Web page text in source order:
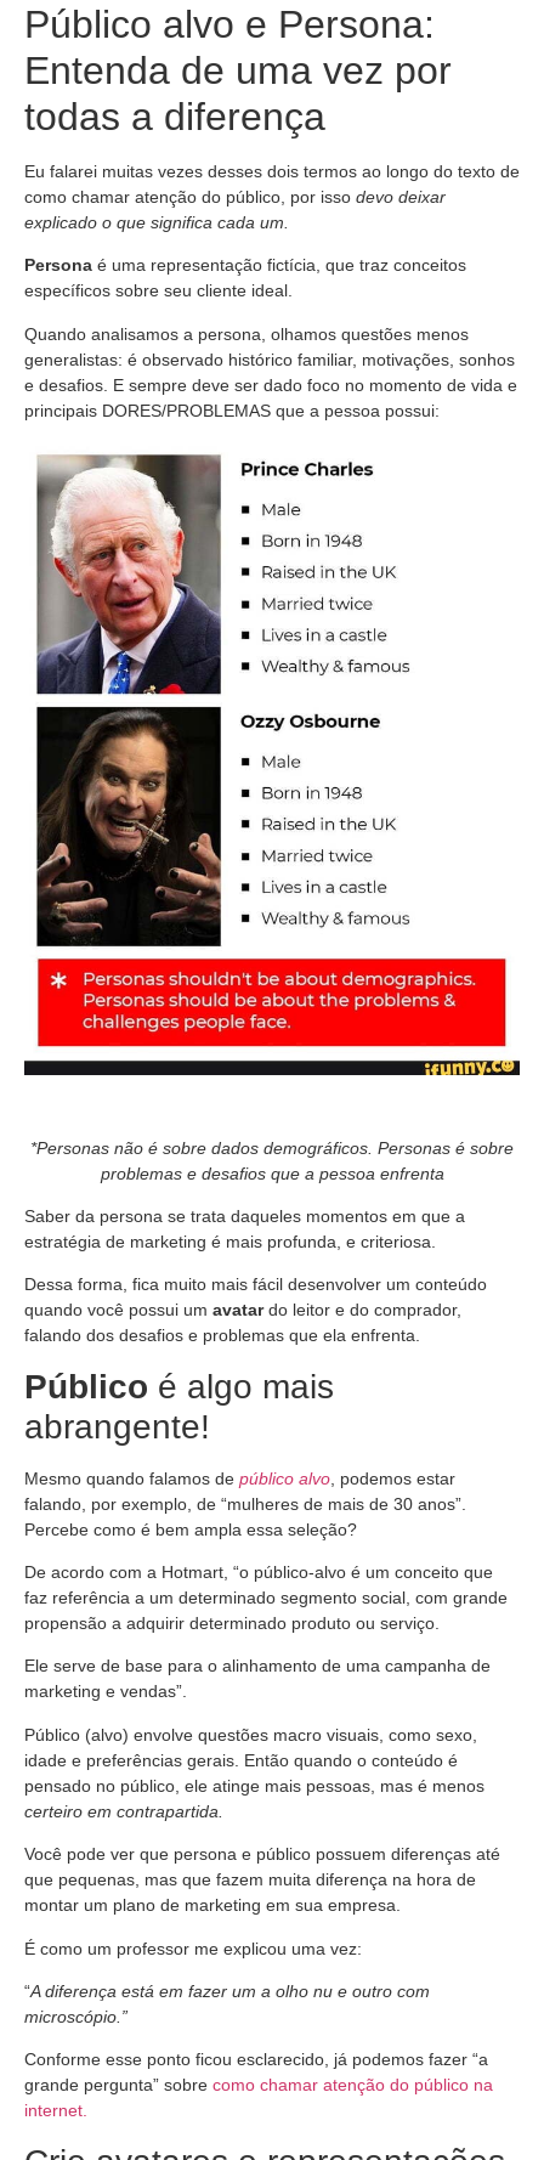
Público alvo e Persona:
Entenda de uma vez por
todas a diferença
Eu falarei muitas vezes desses dois termos ao longo do texto de
como chamar atenção do público, por isso devo deixar
explicado o que significa cada um.
Persona é uma representação fictícia, que traz conceitos
específicos sobre seu cliente ideal.
Quando analisamos a persona, olhamos questões menos
generalistas: é observado histórico familiar, motivações, sonhos
e desafios. E sempre deve ser dado foco no momento de vida e
principais DORES/PROBLEMAS que a pessoa possui:
*Personas não é sobre dados demográficos. Personas é sobre
problemas e desafios que a pessoa enfrenta
Saber da persona se trata daqueles momentos em que a
estratégia de marketing é mais profunda, e criteriosa.
Dessa forma, fica muito mais fácil desenvolver um conteúdo
quando você possui um avatardo leitor e do comprador,
falando dos desafios e problemas que ela enfrenta.
Público é algo mais
abrangente!
Mesmo quando falamos de público alvo , podemos estar
falando, por exemplo, de “mulheres de mais de 30 anos”.
Percebe como é bem ampla essa seleção?
De acordo com a Hotmart, “o público-alvo é um conceito que
faz referência a um determinado segmento social, com grande
propensão a adquirir determinado produto ou serviço.
Ele serve de base para o alinhamento de uma campanha de
marketing e vendas”.
Público (alvo) envolve questões macro visuais, como sexo,
idade e preferências gerais. Então quando o conteúdo é
pensado no público, ele atinge mais pessoas, mas é menos
certeiro em contrapartida.
Você pode ver que persona e público possuem diferenças até
que pequenas, mas que fazem muita diferença na hora de
montar um plano de marketing em sua empresa.
É como um professor me explicou uma vez:
“A diferença está em fazer um a olho nu e outro com
microscópio.”
Conforme esse ponto ficou esclarecido, já podemos fazer “a
grande pergunta” sobre como chamar atenção do público na
internet.